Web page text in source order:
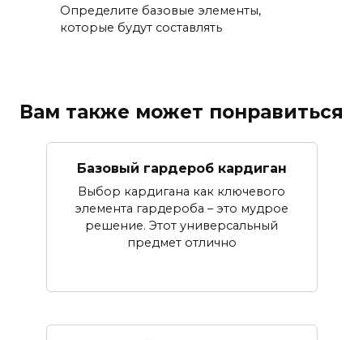
Определите базовые элементы,
которые будут составлять
Вам также может понравиться
Базовый гардероб кардиган
Выбор кардигана как ключевого
элемента гардероба – это мудрое
решение. Этот универсальный
предмет отлично